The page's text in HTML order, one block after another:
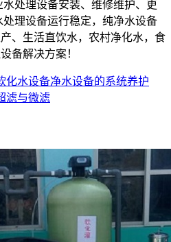
处理设备安装、维修维护、更
理设备运行稳定，纯净水设备
、生活直饮水，农村净化水，食
备解决方案！
化水设备净水设备的系统养护
与微滤